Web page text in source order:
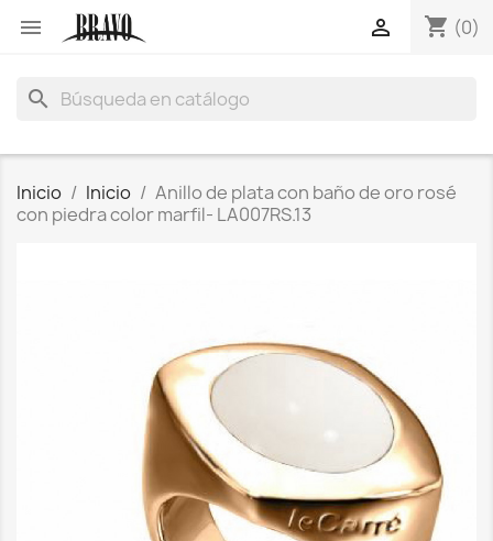
 shopping_cart (0)

search
Inicio Inicio
Anillo de plata con baño de oro rosé
con piedra color marfil- LA007RS.13